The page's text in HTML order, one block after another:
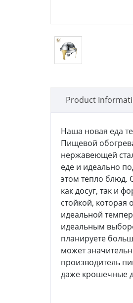
Product
Наша новая еда
Пищевой
нержавеющей
еде и идеально
этом тепло блюд.
как досуг, так и
стойкой,
идеальной
идеальным
планируете
может
производитель
даже крошечные